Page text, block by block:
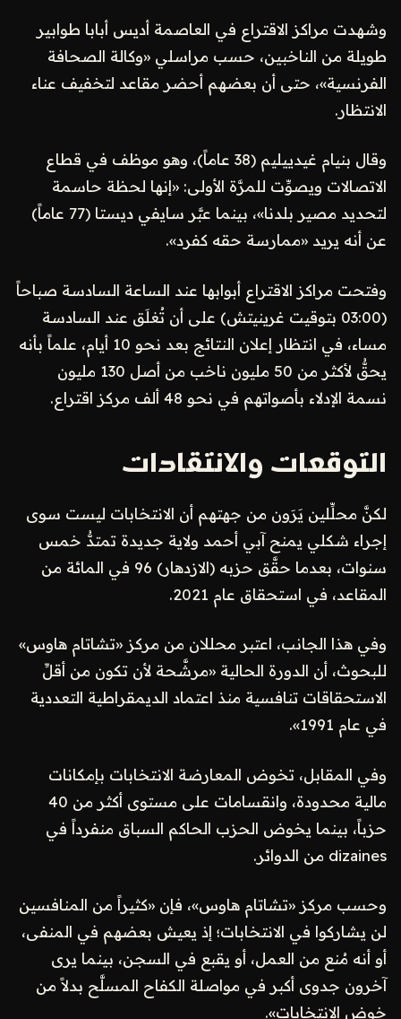
وشهدت مراكز الاقتراع في العاصمة أديس أبابا طوابير
طويلة من الناخبين، حسب مراسلي «وكالة الصحافة
الفرنسية»، حتى أن بعضهم أحضر مقاعد لتخفيف عناء
الانتظار.
وقال بنيام غيدييليم (38 عاماً)، وهو موظف في قطاع
الاتصالات ويصوِّت للمرَّة الأولى: «إنها لحظة حاسمة
لتحديد مصير بلدنا»، بينما عبَّر سايفي ديستا (77 عاماً)
عن أنه يريد «ممارسة حقه كفرد».
وفتحت مراكز الاقتراع أبوابها عند الساعة السادسة صباحاً
(03:00 بتوقيت غرينيتش) على أن تُغلَق عند السادسة
مساء، في انتظار إعلان النتائج بعد نحو 10 أيام، علماً بأنه
يحقُّ لأكثر من 50 مليون ناخب من أصل 130 مليون
نسمة الإدلاء بأصواتهم في نحو 48 ألف مركز اقتراع.
التوقعات والانتقادات
لكنَّ محلِّلين يَرَون من جهتهم أن الانتخابات ليست سوى
إجراء شكلي يمنح آبي أحمد ولاية جديدة تمتدُّ خمس
سنوات، بعدما حقَّق حزبه (الازدهار) 96 في المائة من
المقاعد، في استحقاق عام 2021.
وفي هذا الجانب، اعتبر محللان من مركز «تشاتام هاوس»
للبحوث، أن الدورة الحالية «مرشَّحة لأن تكون من أقلِّ
الاستحقاقات تنافسية منذ اعتماد الديمقراطية التعددية
في عام 1991».
وفي المقابل، تخوض المعارضة الانتخابات بإمكانات
مالية محدودة، وانقسامات على مستوى أكثر من 40
حزباً، بينما يخوض الحزب الحاكم السباق منفرداً في
dizaines من الدوائر.
وحسب مركز «تشاتام هاوس»، فإن «كثيراً من المنافسين
لن يشاركوا في الانتخابات؛ إذ يعيش بعضهم في المنفى،
أو أنه مُنع من العمل، أو يقبع في السجن، بينما يرى
آخرون جدوى أكبر في مواصلة الكفاح المسلَّح بدلاً من
خوض الانتخابات».